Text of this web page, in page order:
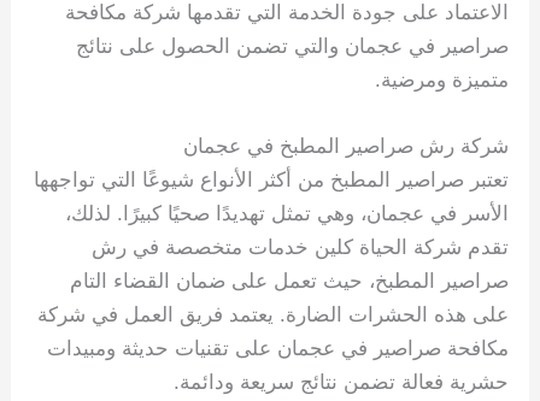
الاعتماد على جودة الخدمة التي تقدمها شركة مكافحة
صراصير في عجمان والتي تضمن الحصول على نتائج
متميزة ومرضية.
شركة رش صراصير المطبخ في عجمان
تعتبر صراصير المطبخ من أكثر الأنواع شيوعًا التي تواجهها
الأسر في عجمان، وهي تمثل تهديدًا صحيًا كبيرًا. لذلك،
تقدم شركة الحياة كلين خدمات متخصصة في رش
صراصير المطبخ، حيث تعمل على ضمان القضاء التام
على هذه الحشرات الضارة. يعتمد فريق العمل في شركة
مكافحة صراصير في عجمان على تقنيات حديثة ومبيدات
حشرية فعالة تضمن نتائج سريعة ودائمة.